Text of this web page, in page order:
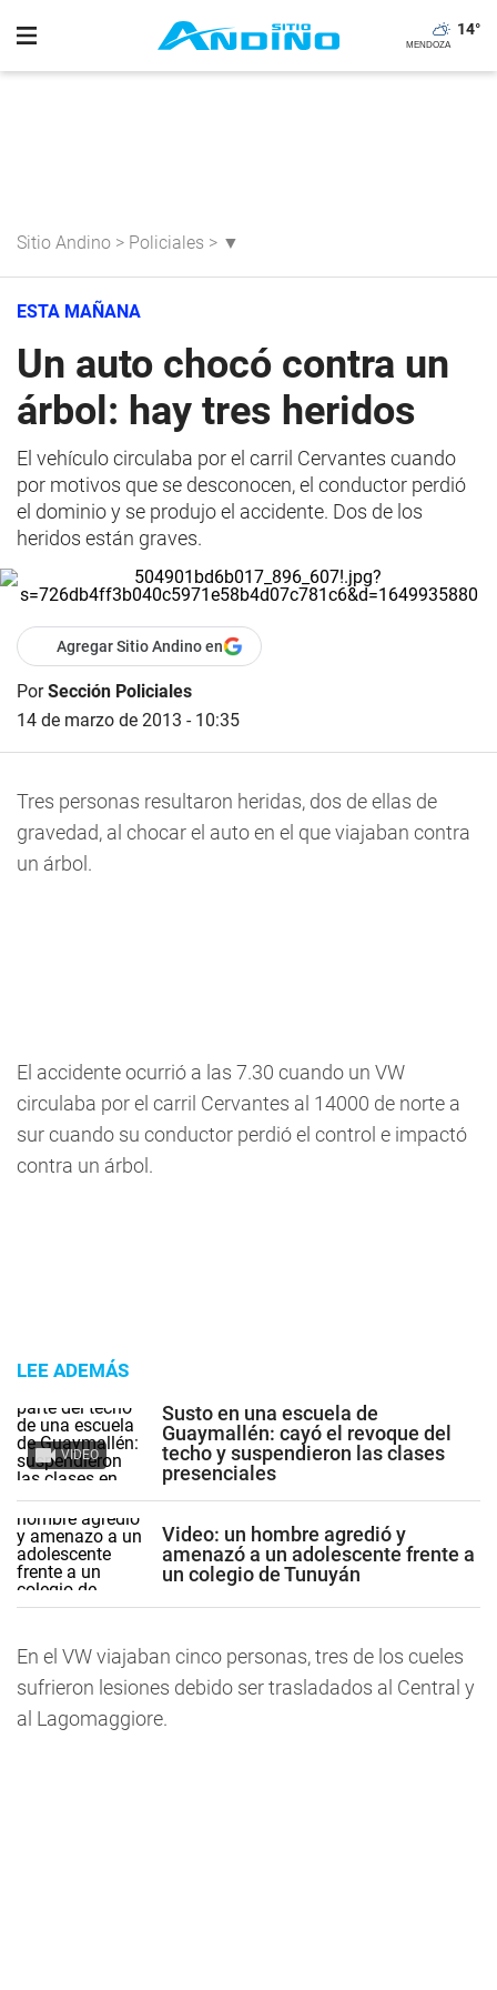
14°
Sitio Andino > Policiales > ▼
ESTA MAÑANA
Un auto chocó contra un
árbol: hay tres heridos
El vehículo circulaba por el carril Cervantes cuando
por motivos que se desconocen, el conductor perdió
el dominio y se produjo el accidente. Dos de los
heridos están graves.
Agregar Sitio Andino en
PorSección Policiales
14 de marzo de 2013 - 10:35
Tres personas resultaron heridas, dos de ellas de
gravedad, al chocar el auto en el que viajaban contra
un árbol.
El accidente ocurrió a las 7.30 cuando un VW
circulaba por el carril Cervantes al 14000 de norte a
sur cuando su conductor perdió el control e impactó
contra un árbol.
LEE ADEMÁS
VIDEO
Susto en una escuela de
Guaymallén: cayó el revoque del
techo y suspendieron las clases
presenciales
Video: un hombre agredió y
amenazó a un adolescente frente a
un colegio de Tunuyán
En el VW viajaban cinco personas, tres de los cueles
sufrieron lesiones debido ser trasladados al Central y
al Lagomaggiore.